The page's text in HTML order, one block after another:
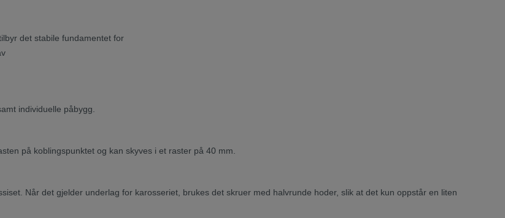
det stabile fundamentet for
individuelle påbygg.
på koblingspunktet og kan skyves i et raster på 40 mm.
Når det gjelder underlag for karosseriet, brukes det skruer med halvrunde hoder, slik at det kun oppstår en liten